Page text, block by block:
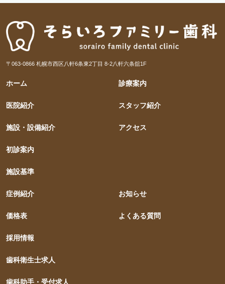
〒063-0866 札幌市西区八軒6条東2丁目 8-2八軒六条舘1F
ホーム
医院紹介
施設・設備紹介
初診案内
施設基準
診療案内
スタッフ紹介
アクセス
症例紹介
価格表
採用情報
歯科衛生士求人
歯科助手・受付求人
お知らせ
よくある質問